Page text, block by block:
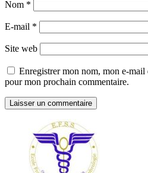
Nom *
E-mail *
Site web
Enregistrer mon nom, mon e-mail
pour mon prochain commentaire.